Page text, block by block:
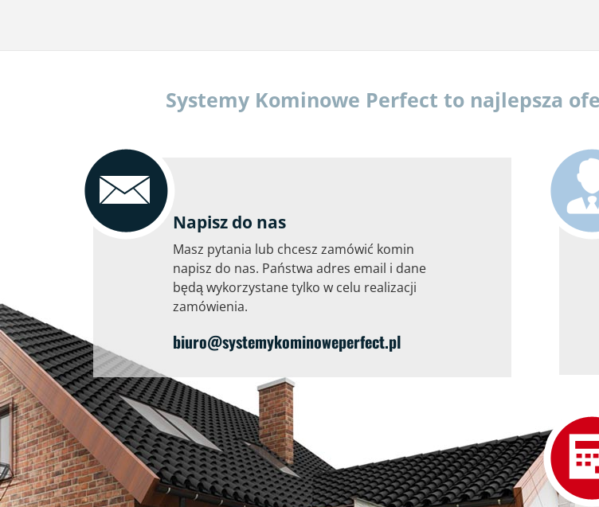
Systemy Kominowe Perfect to najlepsza
Napisz do nas
Masz pytania lub chcesz zamówić komin
napisz do nas. Państwa adres email i dane
będą wykorzystane tylko w celu realizacji
zamówienia.
biuro@systemykominoweperfect.pl